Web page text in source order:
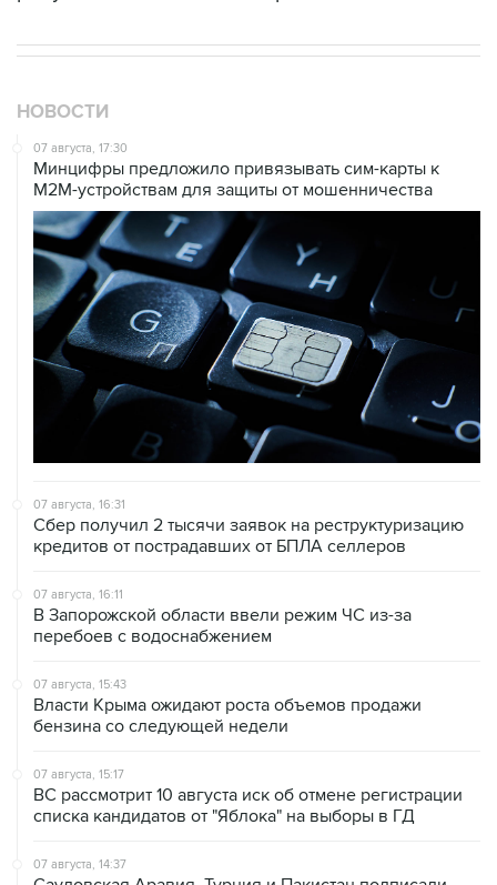
07 августа, 17:30
Минцифры предложило привязывать сим-карты к
M2M-устройствам для защиты от мошенничества
кредитов от пострадавших от БПЛА селлеров
07 августа, 16:11
перебоев с водоснабжением
07 августа, 15:43
бензина со следующей недели
07 августа, 15:17
списка кандидатов от "Яблока" на выборы в ГД
07 августа, 14:37
оборонное соглашение